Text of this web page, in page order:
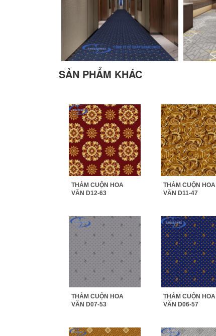
SẢN PHẨM KHÁC
THẢM CUỘN HOA
VĂN D12-63
THẢM CUỘN HOA
VĂN D11-47
THẢM CUỘN HOA
VĂN D07-53
THẢM CUỘN HOA
VĂN D06-57